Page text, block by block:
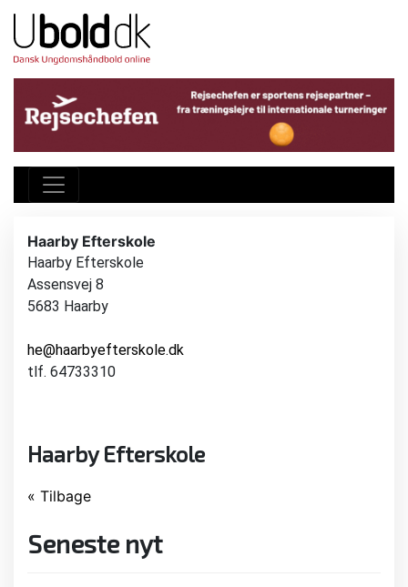
Haarby Efterskole
Haarby Efterskole
Assensvej 8
5683 Haarby
he@haarbyefterskole.dk
tlf. 64733310
Haarby Efterskole
« Tilbage
Seneste nyt